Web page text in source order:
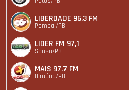
LIBERDADE 96.3 FM
Pombal/PB
LIDER FM 97,1
Sousa/PB
MAIS 97.7 FM
Uiraúna/PB